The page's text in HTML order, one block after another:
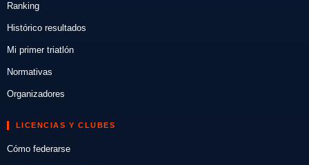
Ranking
Histórico resultados
Mi primer triatlón
Normativas
Organizadores
LICENCIAS Y CLUBES
Cómo federarse